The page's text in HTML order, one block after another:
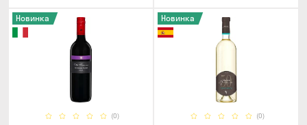
(0)
Новинка
(0)
Новинка